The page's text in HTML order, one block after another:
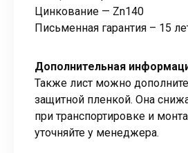
Цинкование — Zn140
Письменная гарантия – 15
Дополнительная
Также лист можно
защитной пленкой. Она
при транспортировке и
уточняйте у менеджера.